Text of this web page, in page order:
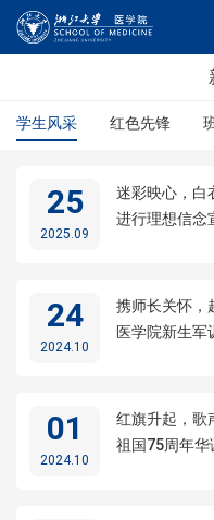
学生风采 红色先锋
25
2025.09
迷彩映心，白
进行理想信念
24
2024.10
携师长关怀，
医学院新生军
01
2024.10
红旗升起，
祖国75周年华